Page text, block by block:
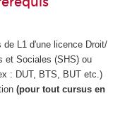
L1 d'une licence Droit/
et Sociales (SHS) ou
: DUT, BTS, BUT etc.)
(pour tout cursus en